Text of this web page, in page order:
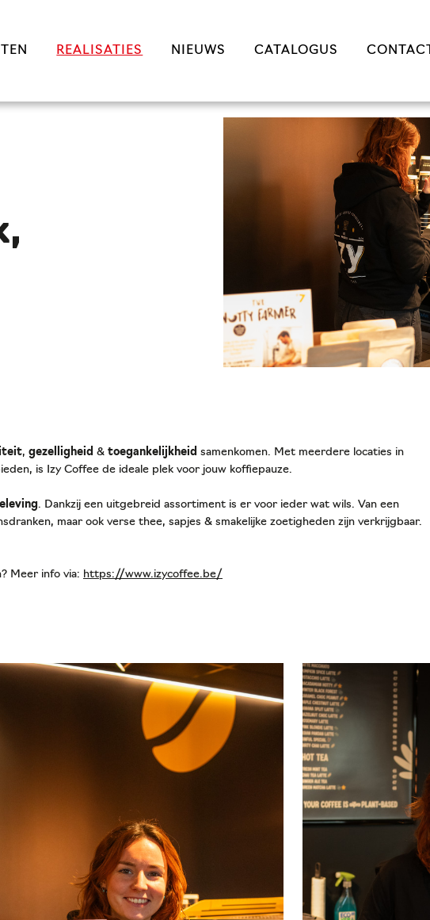
REALISATIES NIEUWS CATALOGUS CONTACT
, gezelligheid & toegankelijkheid samenkomen. Met meerdere locaties in
is Izy Coffee de ideale plek voor jouw koffiepauze.
. Dankzij een uitgebreid assortiment is er voor ieder wat wils. Van een
maar ook verse thee, sapjes & smakelijke zoetigheden zijn verkrijgbaar.
Meer info via: https://www.izycoffee.be/